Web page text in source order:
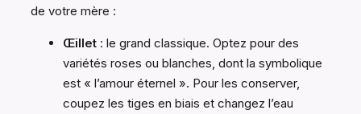
de votre mère :
Œillet : le grand classique. Optez pour des
variétés roses ou blanches, dont la symbolique
est « l’amour éternel ». Pour les conserver,
coupez les tiges en biais et changez l’eau